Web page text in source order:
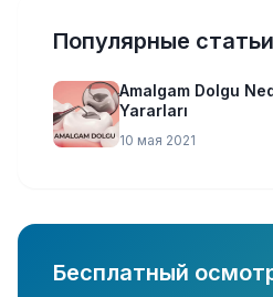
Популярные статьи
Amalgam Dolgu
Yararları
10 мая 2021
Бесплатный